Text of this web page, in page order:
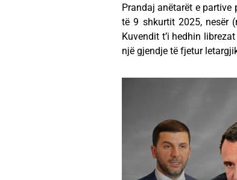
Prandaj anëtarët e partive
të 9 shkurtit 2025, nesër
Kuvendit t’i hedhin
një gjendje të fjetur